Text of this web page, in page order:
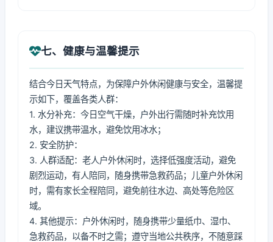
七、健康与温馨提示
结合今日天气特点，为保障户外休闲健康与安全，温馨提
示如下，覆盖各类人群：
1. 水分补充：今日空气干燥，户外出行需随时补充饮用
水，建议携带温水，避免饮用冰水；
2. 安全防护：
3. 人群适配：老人户外休闲时，选择低强度活动，避免
剧烈运动，有人陪同，随身携带急救药品；儿童户外休闲
时，需有家长全程陪同，避免前往水边、高处等危险区
域。
4. 其他提示：户外休闲时，随身携带少量纸巾、湿巾、
急救药品，以备不时之需；遵守当地公共秩序，不随意踩